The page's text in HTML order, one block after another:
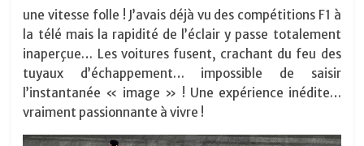
une vitesse folle ! J’avais déjà vu des compétitions F1 à
la télé mais la rapidité de l’éclair y passe totalement
inaperçue… Les voitures fusent, crachant du feu des
tuyaux d’échappement… impossible de saisir
l’instantanée « image » ! Une expérience inédite…
vraiment passionnante à vivre !